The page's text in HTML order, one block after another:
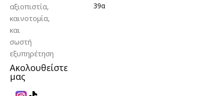
αξιοπιστία,
καινοτομία,
και
σωστή
εξυπηρέτηση
Ακολουθείστε
μας
39α